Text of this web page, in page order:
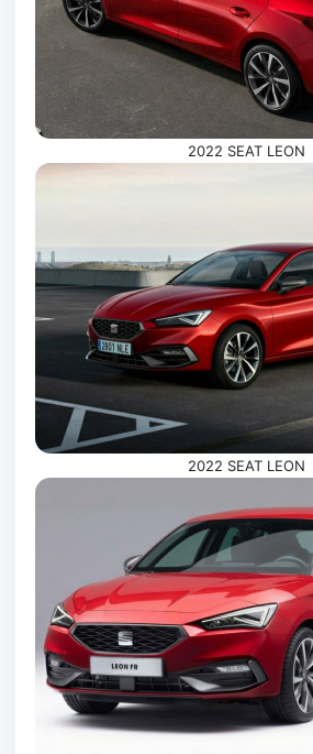
2022 SEAT LEON
2022 SEAT LEON